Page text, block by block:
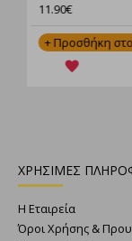
Βάρος:
στο Καλάθι
ΧΡΗΣΙΜΕΣ
Η Εταιρεία
Όροι Χρήσης &